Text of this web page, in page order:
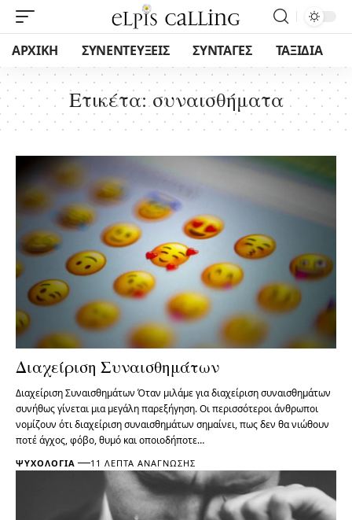
ΑΡΧΙΚΗ ΣΥΝΕΝΤΕΥΞΕΙΣ ΣΥΝΤΑΓΕΣ ΤΑΞΙΔΙΑ
Ετικέτα:συναισθήματα
Διαχείριση Συναισθημάτων
Διαχείριση Συναισθημάτων Όταν μιλάμε για διαχείριση συναισθημάτων
συνήθως γίνεται μια μεγάλη παρεξήγηση. Οι περισσότεροι άνθρωποι
νομίζουν ότι διαχείριση συναισθημάτων σημαίνει, πως δεν θα νιώθουν
ποτέ άγχος, φόβο, θυμό και οποιοδήποτε…
ΨΥΧΟΛΟΓΊΑ 11 ΛΕΠΤΆ ΑΝΆΓΝΩΣΗΣ